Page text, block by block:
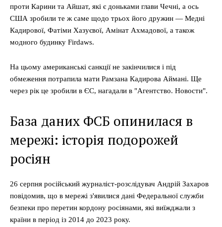
проти Карини та Айшат, які є доньками глави Чечні, а ось
США зробили те ж саме щодо трьох його дружин — Медні
Кадирової, Фатіми Хазуєвої, Амінат Ахмадової, а також
модного будинку Firdaws.
На цьому американські санкції не закінчилися і під
обмеження потрапила мати Рамзана Кадирова Аймані. Ще
через рік це зробили в ЄС, нагадали в "Агентство. Новости".
База даних ФСБ опинилася в
мережі: історія подорожей
росіян
26 серпня російський журналіст-розслідувач Андрій Захаров
повідомив, що в мережі з'явилися дані Федеральної служби
безпеки про перетин кордону росіянами, які виїжджали з
країни в період із 2014 до 2023 року.